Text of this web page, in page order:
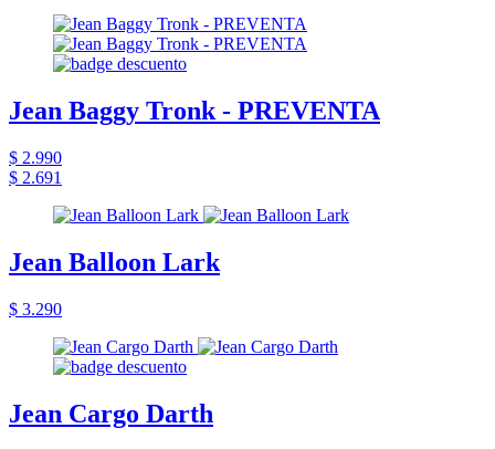
Jean Baggy Tronk - PREVENTA
$ 2.990
$ 2.691
Jean Balloon Lark
$ 3.290
Jean Cargo Darth